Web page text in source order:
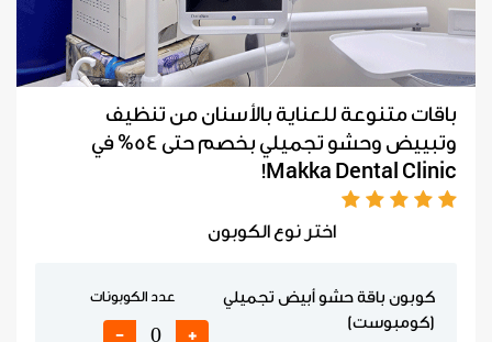
باقات متنوعة للعناية بالأسنان من تنظيف
وتبييض وحشو تجميلي بخصم حتى 54% في
Makka Dental Clinic!
اختر نوع الكوبون
كوبون باقة حشو أبيض تجميلي
(كومبوست)
عدد الكوبونات
+
-